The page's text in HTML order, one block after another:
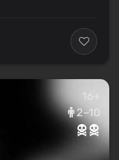
16+
2–10